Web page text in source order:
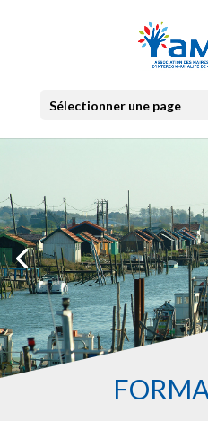
Sélectionner une page